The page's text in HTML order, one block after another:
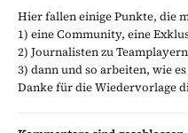
Hier fallen einige Punkte, die
1) eine Community, eine
2) Journalisten zu
3) dann und so arbeiten, wie
Danke für die Wiedervorlage